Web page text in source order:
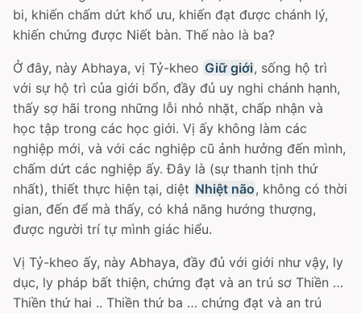
bi, khiến chấm dứt khổ ưu, khiến đạt được chánh lý,
khiến chứng được Niết bàn. Thế nào là ba?
Ở đây, này Abhaya, vị Tỷ-kheo Giữ giới, sống hộ trì
với sự hộ trì của giới bổn, đầy đủ uy nghi chánh hạnh,
thấy sợ hãi trong những lỗi nhỏ nhặt, chấp nhận và
học tập trong các học giới. Vị ấy không làm các
nghiệp mới, và với các nghiệp cũ ảnh hưởng đến mình,
chấm dứt các nghiệp ấy. Ðây là (sự thanh tịnh thứ
nhất), thiết thực hiện tại, diệt Nhiệt não, không có thời
gian, đến để mà thấy, có khả năng hướng thượng,
được người trí tự mình giác hiểu.
Vị Tỷ-kheo ấy, này Abhaya, đầy đủ với giới như vậy, ly
dục, ly pháp bất thiện, chứng đạt và an trú sơ Thiền …
Thiền thứ hai .. Thiền thứ ba … chứng đạt và an trú